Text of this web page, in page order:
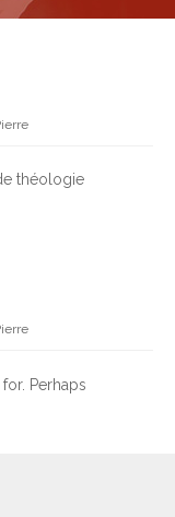
théologie
Perhaps